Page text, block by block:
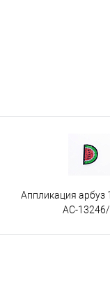
Аппликация арбуз
АС-13246/